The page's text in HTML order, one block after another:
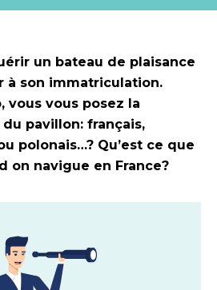
un bateau de plaisance
à son immatriculation.
vous vous posez la
pavillon: français,
polonais…? Qu’est ce que
on navigue en France?